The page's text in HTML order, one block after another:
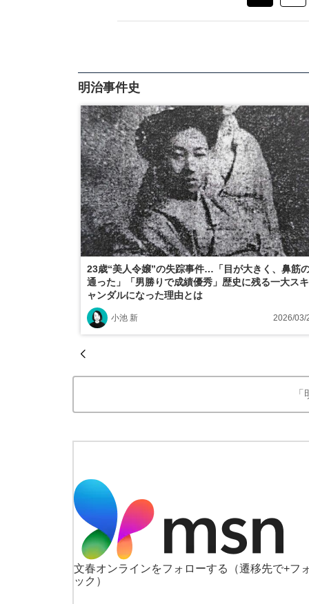
明治事件史
23歳“美人令嬢”の失踪事件…「目が大きく、鼻筋
通った」「男勝りで成績優秀」歴史に残る一大スキ
ャンダルになった理由とは
小池 新 2026/03/
文春オンラインをフォローする
（遷移先で+フ
ック）